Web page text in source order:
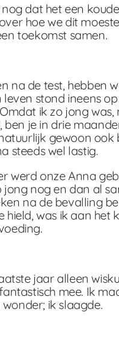
dat het een
hoe we dit
toekomst samen.
na de test, hebben
leven stond ineens
ik zo jong
je in drie
gewoon
steeds wel lastig.
werd onze Anna
jong nog en dan al
na de bevalling
hield, was ik aan
jaar alleen
mee. Ik
ik slaagde.